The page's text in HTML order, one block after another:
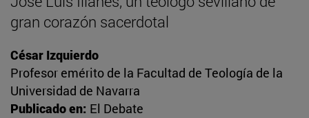
gran corazón sacerdotal
César Izquierdo
Profesor emérito de la Facultad de Teología de la
Universidad de Navarra
Publicado en: El Debate